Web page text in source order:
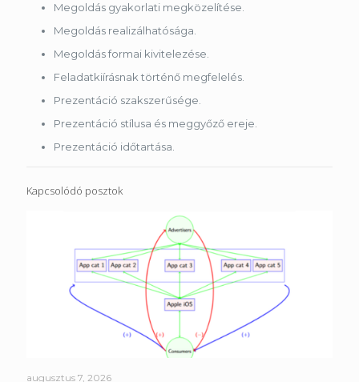
Megoldás gyakorlati megközelítése.
Megoldás realizálhatósága.
Megoldás formai kivitelezése.
Feladatkiírásnak történő megfelelés.
Prezentáció szakszerűsége.
Prezentáció stílusa és meggyőző ereje.
Prezentáció időtartása.
Kapcsolódó posztok
augusztus 7, 2026